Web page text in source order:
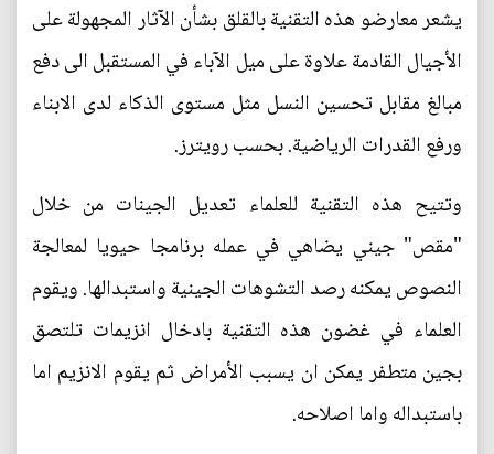
يشعر معارضو هذه التقنية بالقلق بشأن الآثار المجهولة على
الأجيال القادمة علاوة على ميل الآباء في المستقبل الى دفع
مبالغ مقابل تحسين النسل مثل مستوى الذكاء لدى الابناء
ورفع القدرات الرياضية. بحسب رويترز.
وتتيح هذه التقنية للعلماء تعديل الجينات من خلال
"مقص" جيني يضاهي في عمله برنامجا حيويا لمعالجة
النصوص يمكنه رصد التشوهات الجينية واستبدالها. ويقوم
العلماء في غضون هذه التقنية بادخال انزيمات تلتصق
بجين متطفر يمكن ان يسبب الأمراض ثم يقوم الانزيم اما
باستبداله واما اصلاحه.